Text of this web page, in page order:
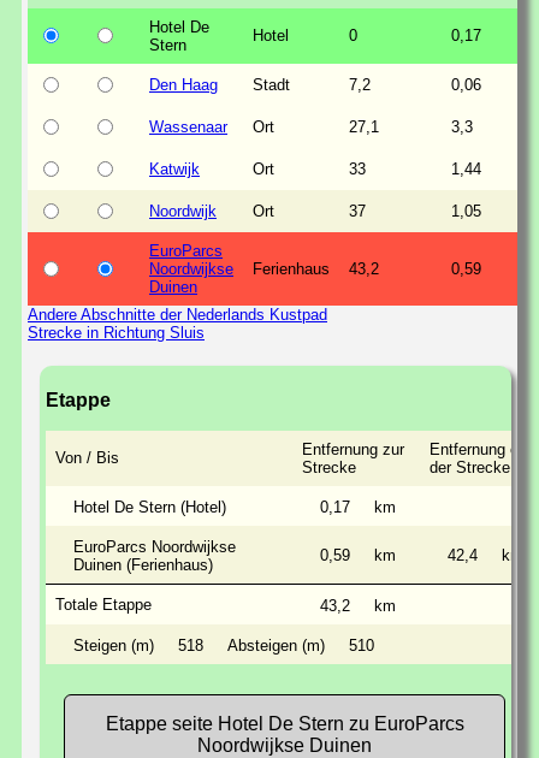
Hotel De
Stern
Hotel 0 0,17
Den Haag Stadt 7,2 0,06
Wassenaar Ort 27,1 3,3
Katwijk Ort 33 1,44
Noordwijk Ort 37 1,05
EuroParcs
Noordwijkse
Duinen
Ferienhaus 43,2 0,59
Andere Abschnitte der Nederlands Kustpad
Strecke in Richtung Sluis
Etappe
Von / Bis
Entfernung zur
Strecke
Entfernung
der Strecke
Hotel De Stern (Hotel) 0,17 km
EuroParcs Noordwijkse
Duinen (Ferienhaus)
0,59 km 42,4 km
Totale Etappe 43,2 km
Steigen (m) 518 Absteigen (m) 510
Etappe seite Hotel De Stern zu EuroParcs
Noordwijkse Duinen